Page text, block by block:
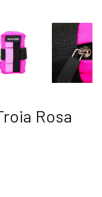
Rosa